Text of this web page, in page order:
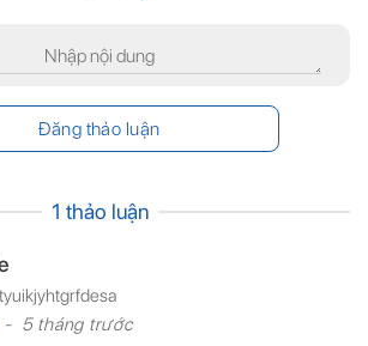
1 thảo luận
5 tháng trước